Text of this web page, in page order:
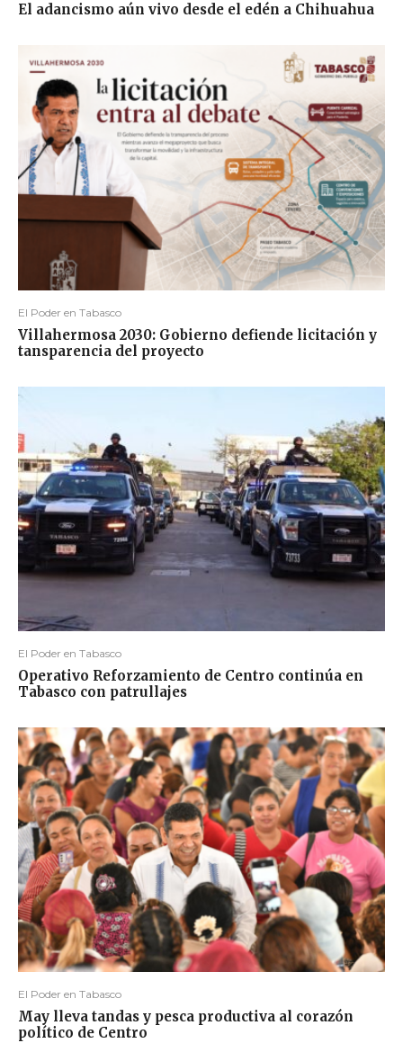
El adancismo aún vivo desde el edén a Chihuahua
El Poder en Tabasco
Villahermosa 2030: Gobierno defiende licitación y
tansparencia del proyecto
El Poder en Tabasco
Operativo Reforzamiento de Centro continúa en
Tabasco con patrullajes
El Poder en Tabasco
May lleva tandas y pesca productiva al corazón
político de Centro